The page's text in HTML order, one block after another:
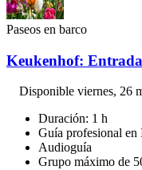
Paseos en barco
Keukenhof:
Disponible viernes, 26
Duración: 1 h
Guía profesional en
Audioguía
Grupo máximo de